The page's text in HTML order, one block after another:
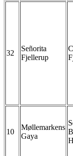
32
Señorita
Fjellerup
10
Møllemarkens
Gaya